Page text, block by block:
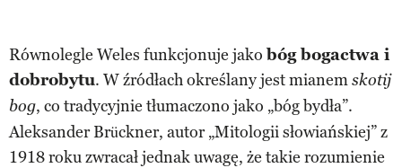
Równolegle Weles funkcjonuje jakobóg bogactwa i
dobrobytu. W źródłach określany jest mianemskotij
bog, co tradycyjnie tłumaczono jako „bóg bydła”.
Aleksander Brückner, autor „Mitologii słowiańskiej” z
1918 roku zwracał jednak uwagę, że takie rozumienie